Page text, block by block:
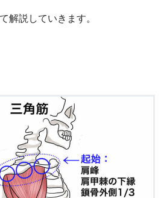
解説していきます。